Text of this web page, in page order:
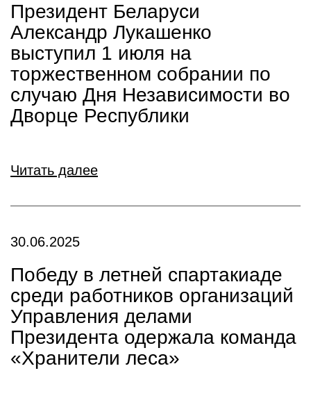
Президент Беларуси
Александр Лукашенко
выступил 1 июля на
торжественном собрании по
случаю Дня Независимости во
Дворце Республики
Читать далее
30.06.2025
Победу в летней спартакиаде
среди работников организаций
Управления делами
Президента одержала команда
«Хранители леса»